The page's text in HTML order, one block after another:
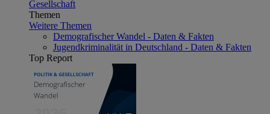
Gesellschaft
Themen
Weitere Themen
Demografischer Wandel - Daten & Fakten
Jugendkriminalität in Deutschland - Daten & Fakten
Top Report